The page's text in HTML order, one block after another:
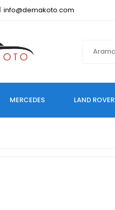
info@demakoto.com
MERCEDES LAND ROVER